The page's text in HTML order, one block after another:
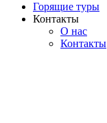
Горящие туры
Контакты
О нас
Контакты